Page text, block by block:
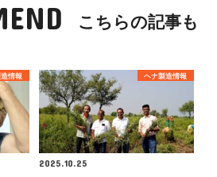
こちらの記事も
情報 ヘナ製造情報
2025.10.25